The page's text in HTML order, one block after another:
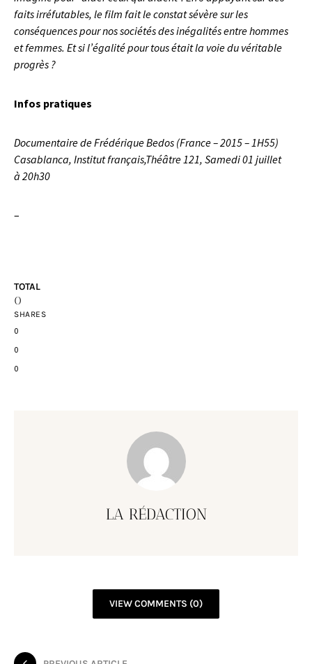
faits irréfutables, le film fait le constat sévère sur les
conséquences pour nos sociétés des inégalités entre hommes
et femmes. Et si l’égalité pour tous était la voie du véritable
progrès ?
Infos pratiques
Documentaire de Frédérique Bedos (France – 2015 – 1H55)
Casablanca, Institut français,Théâtre 121, Samedi 01 juillet
à 20h30
–
TOTAL
0
SHARES
0
0
0
LA RÉDACTION
VIEW COMMENTS (0)